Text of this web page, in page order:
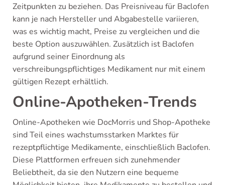
Zeitpunkten zu beziehen. Das Preisniveau für Baclofen
kann je nach Hersteller und Abgabestelle variieren,
was es wichtig macht, Preise zu vergleichen und die
beste Option auszuwählen. Zusätzlich ist Baclofen
aufgrund seiner Einordnung als
verschreibungspflichtiges Medikament nur mit einem
gültigen Rezept erhältlich.
Online-Apotheken-Trends
Online-Apotheken wie DocMorris und Shop-Apotheke
sind Teil eines wachstumsstarken Marktes für
rezeptpflichtige Medikamente, einschließlich Baclofen.
Diese Plattformen erfreuen sich zunehmender
Beliebtheit, da sie den Nutzern eine bequeme